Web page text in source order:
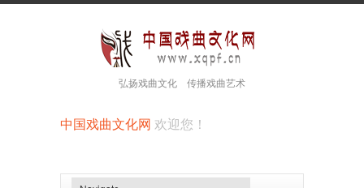
弘扬戏曲文化 传播戏曲艺术
中国戏曲文化网 欢迎您！